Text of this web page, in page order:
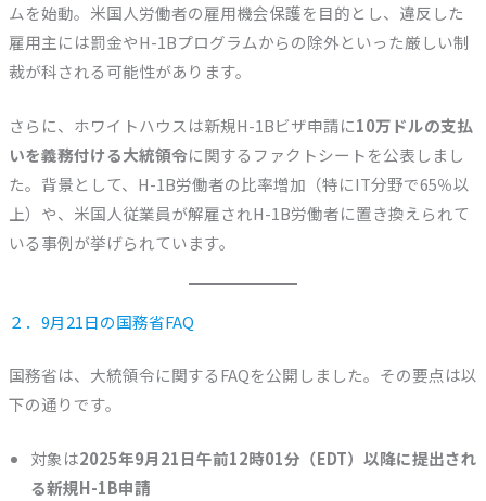
ムを始動。米国人労働者の雇用機会保護を目的とし、違反した
雇用主には罰金やH-1Bプログラムからの除外といった厳しい制
裁が科される可能性があります。
さらに、ホワイトハウスは新規H-1Bビザ申請に10万ドルの支払
いを義務付ける大統領令に関するファクトシートを公表しまし
た。背景として、H-1B労働者の比率増加（特にIT分野で65％以
上）や、米国人従業員が解雇されH-1B労働者に置き換えられて
いる事例が挙げられています。
２．9月21日の国務省FAQ
国務省は、大統領令に関するFAQを公開しました。その要点は以
下の通りです。
対象は2025年9月21日午前12時01分（EDT）以降に提出され
る新規H-1B申請